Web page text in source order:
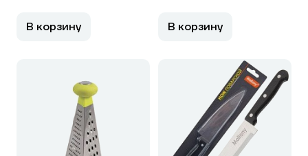
В корзину В корзину